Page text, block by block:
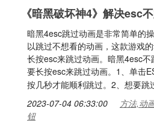
《暗黑破坏神4》解决esc
暗黑4esc跳过动画是非常简单的
以跳过不想看的动画，这款游戏
长按esc来跳过动画。暗黑4esc
要长按esc来跳过动画。1、单击
按几秒才能顺利跳过。2、想要跳
2023-07-04 06:33:00
方法,动
钮